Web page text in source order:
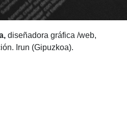
diseñadora gráfica /web,
Irun (Gipuzkoa).